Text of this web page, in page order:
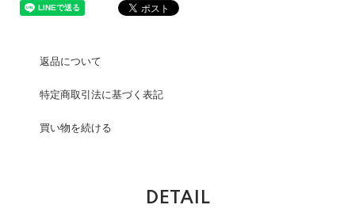
返品について
特定商取引法に基づく表記
買い物を続ける
DETAIL